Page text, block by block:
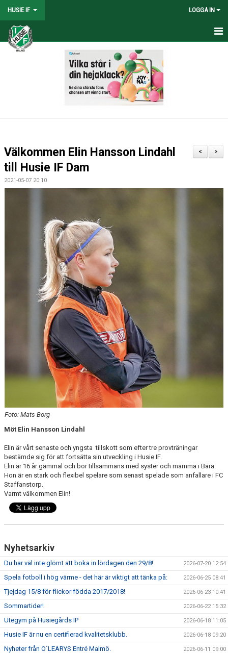
HUSIE IF LOGGA IN
HEM
DOKUMENT
SHOPEN
MEDLEMSAVGIFTER
>
<
Välkommen Elin Hansson Lindahl
till Husie IF Dam
2021-05-07 20:10
Foto: Mats Borg
Möt Elin Hansson Lindahl
Elin är vårt senaste och yngsta tillskott som efter tre provträningar
bestämde sig för att fortsätta sin utveckling i Husie IF.
Elin är 16 år gammal och bor tillsammans med syster och mamma i Bara.
Hon är en stark och flexibel spelare som senast spelade som anfallare i FC
Staffanstorp.
Varmt välkommen Elin!
Nyhetsarkiv
Du har väl inte glömt att boka in lördagen den 29/8! 2026-07-20 12:54
Spela fotboll i hög värme - det här är viktigt att tänka på: 2026-06-25 08:41
Tjejdag 15/8 för flickor födda 2017/2018! 2026-06-23 10:41
Sommartider! 2026-06-22 15:32
Utegym på Husiegårds IP 2026-06-18 11:05
Husie IF är nu en certifierad kvalitetsklubb. 2026-06-18 09:20
Nyheter från O´LEARYS Entré Malmö. 2026-06-11 09:00